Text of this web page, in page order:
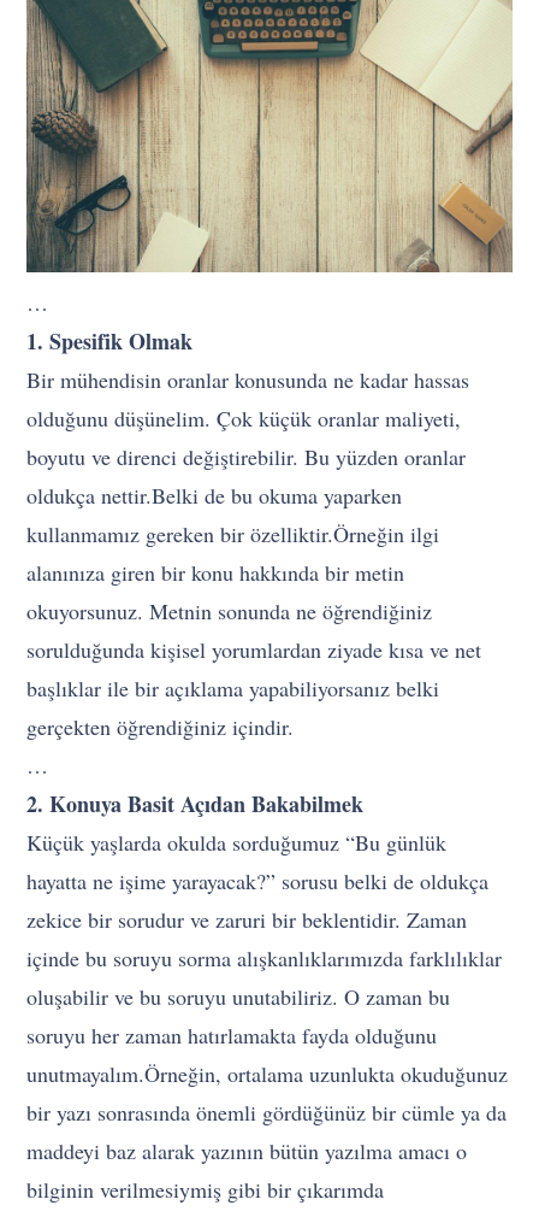
…
1. Spesifik Olmak
Bir mühendisin oranlar konusunda ne kadar hassas
olduğunu düşünelim. Çok küçük oranlar maliyeti,
boyutu ve direnci değiştirebilir. Bu yüzden oranlar
oldukça nettir.Belki de bu okuma yaparken
kullanmamız gereken bir özelliktir.Örneğin ilgi
alanınıza giren bir konu hakkında bir metin
okuyorsunuz. Metnin sonunda ne öğrendiğiniz
sorulduğunda kişisel yorumlardan ziyade kısa ve net
başlıklar ile bir açıklama yapabiliyorsanız belki
gerçekten öğrendiğiniz içindir.
…
2. Konuya Basit Açıdan Bakabilmek
Küçük yaşlarda okulda sorduğumuz “Bu günlük
hayatta ne işime yarayacak?” sorusu belki de oldukça
zekice bir sorudur ve zaruri bir beklentidir. Zaman
içinde bu soruyu sorma alışkanlıklarımızda farklılıklar
oluşabilir ve bu soruyu unutabiliriz. O zaman bu
soruyu her zaman hatırlamakta fayda olduğunu
unutmayalım.Örneğin, ortalama uzunlukta okuduğunuz
bir yazı sonrasında önemli gördüğünüz bir cümle ya da
maddeyi baz alarak yazının bütün yazılma amacı o
bilginin verilmesiymiş gibi bir çıkarımda